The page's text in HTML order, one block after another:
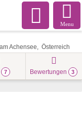
Menu
Achensee Österreich
7 Bewertungen 3